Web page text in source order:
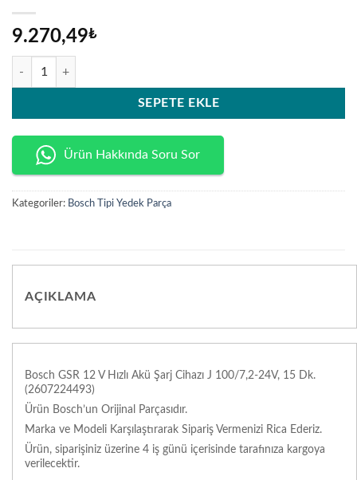
9.270,49₺
Bosch GSR 12 V Hızlı Akü Şarj Cihazı J 100/7,2-24V, 15 Dk.
SEPETE EKLE
Ürün Hakkında Soru Sor
Kategoriler: Bosch Tipi Yedek Parça
AÇIKLAMA
Bosch GSR 12 V Hızlı Akü Şarj Cihazı J 100/7,2-24V, 15 Dk.
(2607224493)
Ürün Bosch’un Orijinal Parçasıdır.
Marka ve Modeli Karşılaştırarak Sipariş Vermenizi Rica Ederiz.
Ürün, siparişiniz üzerine 4 iş günü içerisinde tarafınıza kargoya
verilecektir.